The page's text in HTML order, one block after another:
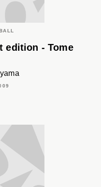
edition - Tome